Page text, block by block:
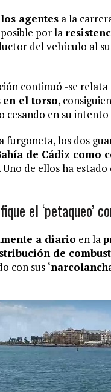
agentes a la
por la
del vehículo al
continuó -se
en el torso,
cesando en su intento
los dos
de Cádiz como
de ellos ha estado
el ‘petaqueo’
a diario en la
de
con sus